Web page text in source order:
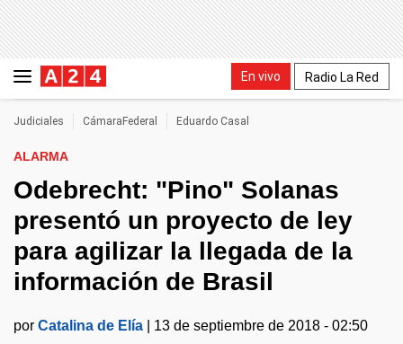
En vivo Radio La Red
Judiciales CámaraFederal Eduardo Casal
ALARMA
Odebrecht: "Pino" Solanas
presentó un proyecto de ley
para agilizar la llegada de la
información de Brasil
por Catalina de Elía 13 de septiembre de 2018 - 02:50